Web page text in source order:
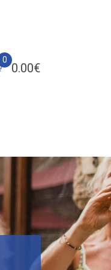
0.00€
0